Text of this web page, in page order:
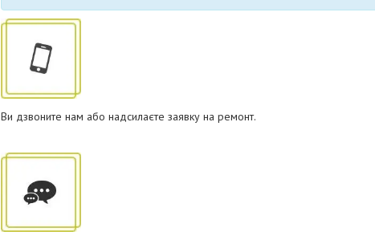
Ви дзвоните нам або надсилаєте заявку на ремонт.